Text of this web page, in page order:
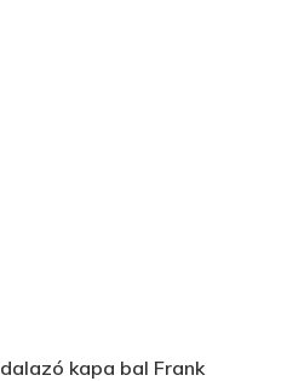
kapa bal Frank